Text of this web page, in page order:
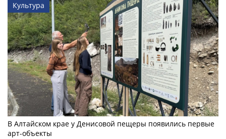
Культура
В Алтайском крае у Денисовой пещеры появились первые
арт-объекты